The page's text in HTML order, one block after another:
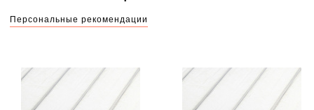
Персональные рекомендации